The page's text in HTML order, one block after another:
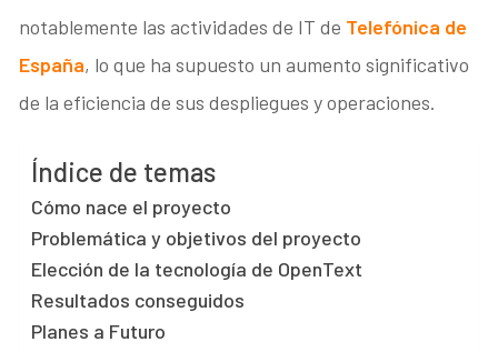
notablemente las actividades de IT de Telefónica de
España, lo que ha supuesto un aumento significativo
de la eficiencia de sus despliegues y operaciones.
Índice de temas
Cómo nace el proyecto
Problemática y objetivos del proyecto
Elección de la tecnología de OpenText
Resultados conseguidos
Planes a Futuro